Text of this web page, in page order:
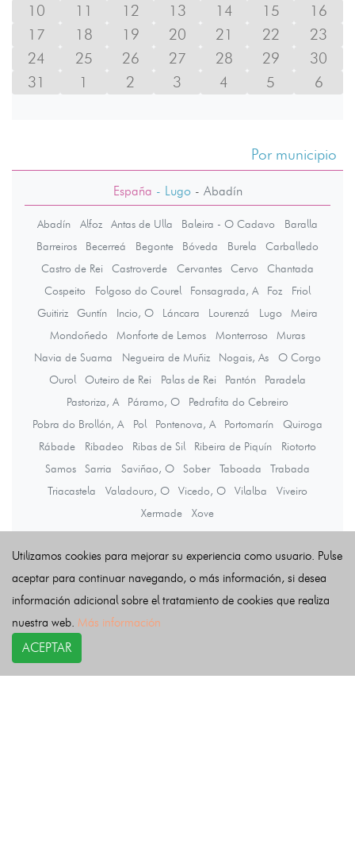
10
11 12 13 14 15
16
17
18 19 20 21 22
23
24
25 26 27 28 29
30
31
1 2 3 4 5 6
Por municipio
España - Lugo- Abadín
Abadín Alfoz Antas de Ulla Baleira - O Cadavo
Baralla
Barreiros
Becerreá Begonte Bóveda Burela
Carballedo
Castro de Rei
Castroverde Cervantes Cervo
Chantada
Cospeito
Folgoso do Courel Fonsagrada, A Foz
Friol
Guitiriz
Guntín Incio, O Láncara Lourenzá Lugo
Meira
Mondoñedo
Monforte de Lemos Monterroso
Muras
Navia de Suarna
Negueira de Muñiz Nogais, As
O Corgo
Ourol
Outeiro de Rei Palas de Rei Pantón
Paradela
Pastoriza, A
Páramo, O
Pedrafita do Cebreiro
Pobra do Brollón, A
Pol Pontenova, A Portomarín
Quiroga
Rábade
Ribadeo Ribas de Sil Ribeira de Piquín
Riotorto
Samos
Sarria Saviñao, O Sober Taboada
Trabada
Triacastela
Valadouro, O Vicedo, O Vilalba
Viveiro
Xermade
Xove
Últimas noticias
Utilizamos cookies para mejorar su experiencia como usuario. Pulse
aceptar para continuar navegando, o más información, si desea
información adicional sobre el tratamiento de cookies que realiza
nuestra web. Más información
ACEPTAR